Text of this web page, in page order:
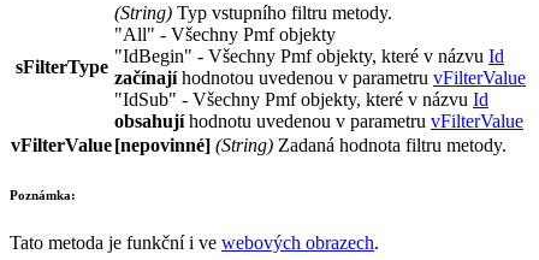
sFilterType
(String) Typ vstupního filtru metody.
"All" - Všechny Pmfobjekty
"IdBegin" - Všechny Pmfobjekty, které v názvu Id
začínajíhodnotou uvedenou v parametru vFilterValue
"IdSub" - Všechny Pmfobjekty, které v názvu Id
obsahujíhodnotu uvedenou v parametru vFilterValue
vFilterValue[nepovinné] (String) Zadaná hodnota filtru metody.
Poznámka:
Tato metoda je funkční i ve webových obrazech.